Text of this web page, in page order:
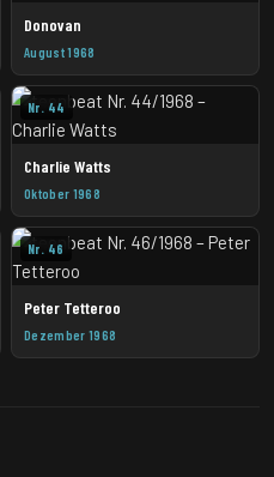
Donovan
August 1968
Nr. 44
Charlie Watts
Oktober 1968
Nr. 46
Peter Tetteroo
Dezember 1968